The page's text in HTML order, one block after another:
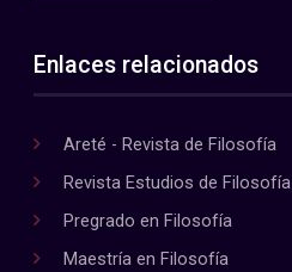
Enlaces relacionados
Areté - Revista de Filosofía
Revista Estudios de Filosofía
Pregrado en Filosofía
Maestría en Filosofía